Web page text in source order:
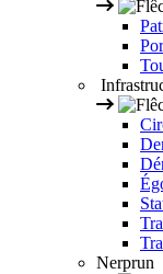
Nerprun